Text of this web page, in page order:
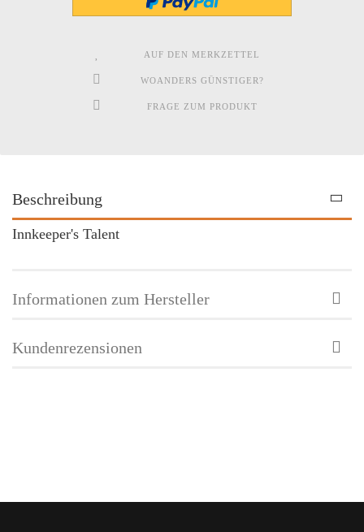
AUF DEN MERKZETTEL
WOANDERS GÜNSTIGER?
FRAGE ZUM PRODUKT
Beschreibung
Innkeeper's Talent
Informationen zum Hersteller
Kundenrezensionen